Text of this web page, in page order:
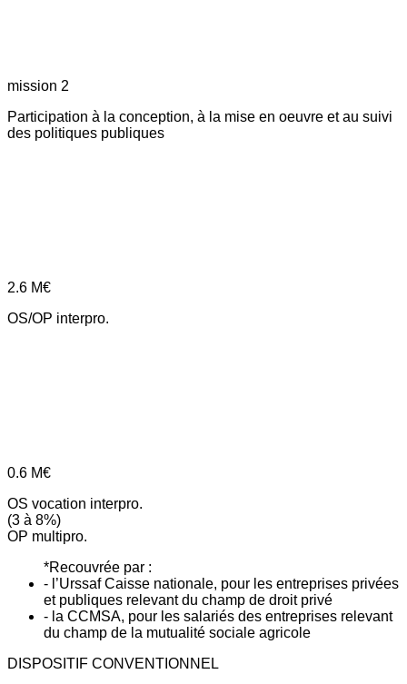
mission 2
Participation à la conception, à la mise en oeuvre et au suivi
des politiques publiques
2.6 M€
OS/OP interpro.
0.6 M€
OS vocation interpro.
(3 à 8%)
OP multipro.
*Recouvrée par :
- l’Urssaf Caisse nationale, pour les entreprises privées
et publiques relevant du champ de droit privé
- la CCMSA, pour les salariés des entreprises relevant
du champ de la mutualité sociale agricole
DISPOSITIF CONVENTIONNEL